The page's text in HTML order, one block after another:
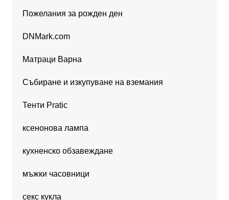
Пожелания за рожден ден
DNMark.com
Матраци Варна
Събиране и изкупуване на вземания
Тенти Pratic
ксенонова лампа
кухненско обзавеждане
мъжки часовници
секс кукла